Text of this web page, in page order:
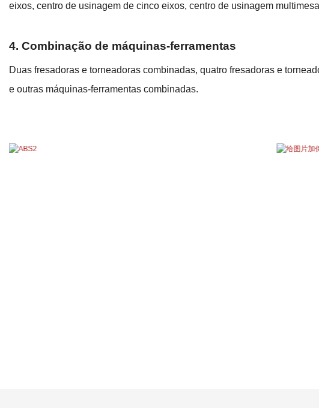
eixos, centro de usinagem de cinco eixos, centro de usinagem
4. Combinação de máquinas-ferramentas
Duas fresadoras e torneadoras combinadas, quatro fresadoras e
e outras máquinas-ferramentas combinadas.